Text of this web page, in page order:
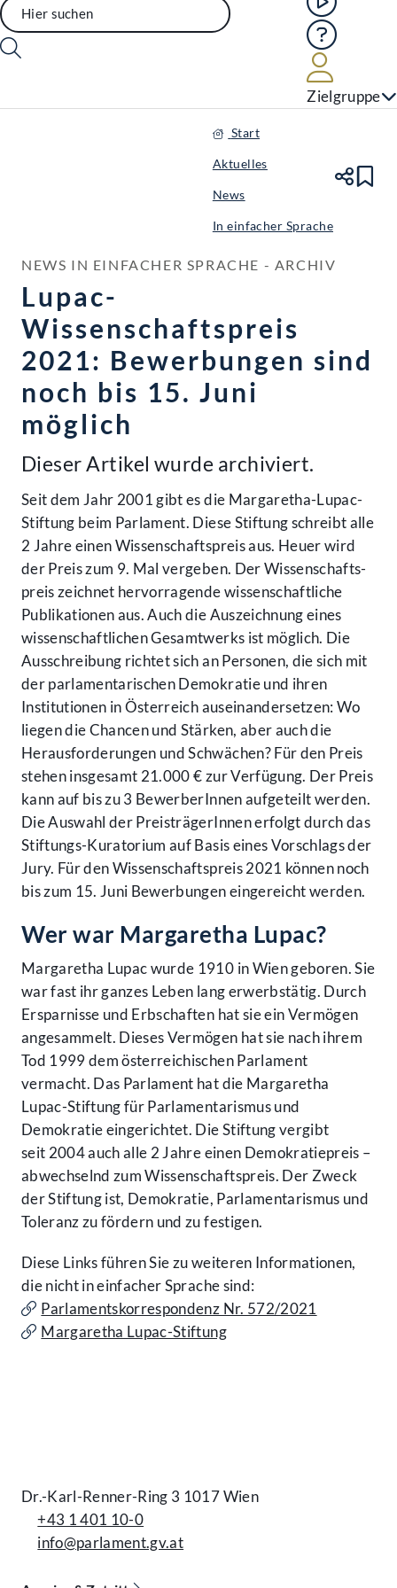
Hilfe
Zielgruppe
Start
Aktuelles
News
In einfacher Sprache
NEWS IN EINFACHER SPRACHE - ARCHIV
Lupac-
Wissenschaftspreis
2021: Bewerbungen sind
noch bis 15. Juni
möglich
Dieser Artikel wurde archiviert.
Seit dem Jahr 2001 gibt es die Margaretha-Lupac-
Stiftung beim Parlament. Diese Stiftung schreibt alle
2 Jahre einen Wissen­schafts­preis aus. Heuer wird
der Preis zum 9. Mal vergeben. Der Wissen­schafts­
preis zeichnet hervor­ragende wissen­schaftliche
Publi­kationen aus. Auch die Aus­zeichnung eines
wissen­schaftlichen Gesamt­werks ist möglich. Die
Ausschreibung richtet sich an Personen, die sich mit
der parlamen­tarischen Demokratie und ihren
Institutionen in Österreich aus­einan­der­setzen: Wo
liegen die Chancen und Stärken, aber auch die
Heraus­forderungen und Schwächen? Für den Preis
stehen insgesamt 21.000 € zur Verfügung. Der Preis
kann auf bis zu 3 BewerberInnen aufgeteilt werden.
Die Auswahl der Preis­trägerInnen erfolgt durch das
Stiftungs-Kuratorium auf Basis eines Vorschlags der
Jury. Für den Wissen­schafts­preis 2021 können noch
bis zum 15. Juni Bewerbungen eingereicht werden.
Wer war Margaretha Lupac?
Margaretha Lupac wurde 1910 in Wien geboren. Sie
war fast ihr ganzes Leben lang erwerbs­tätig. Durch
Ersparnisse und Erb­schaften hat sie ein Vermögen
ange­sammelt. Dieses Vermögen hat sie nach ihrem
Tod 1999 dem österreichischen Parla­ment
vermacht. Das Parlament hat die Margaretha
Lupac-Stiftung für Parla­menta­rismus und
Demokratie eingerichtet. Die Stiftung vergibt
seit 2004 auch alle 2 Jahre einen Demokratie­preis –
abwechselnd zum Wissen­schafts­preis. Der Zweck
der Stiftung ist, Demokratie, Parlamen­tarismus und
Toleranz zu fördern und zu festigen.
Diese Links führen Sie zu weiteren Informationen,
die nicht in einfacher Sprache sind:
Parlamentskorrespondenz Nr. 572/2021
Margaretha Lupac-Stiftung
Dr.-Karl-Renner-Ring 3 1017 Wien
+43 1 401 10-0
info@parlament.gv.at